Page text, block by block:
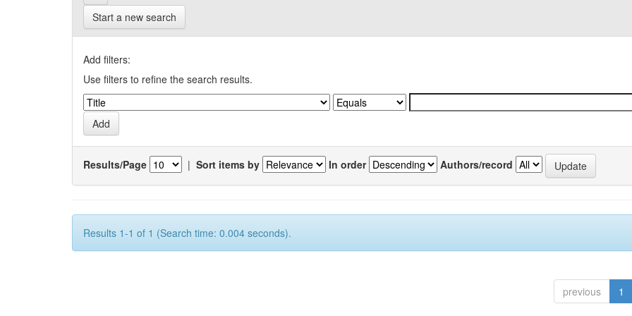
Start a new search
Add filters:
Use filters to refine the search results.
Results/Page | Sort items by In order Authors/record
Results 1-1 of 1 (Search time: 0.004 seconds).
previous 1